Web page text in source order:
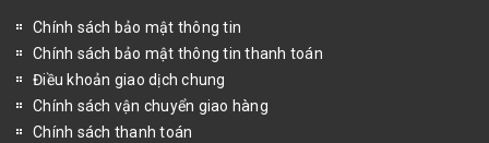
Chính sách bảo mật thông tin
Chính sách bảo mật thông tin thanh toán
Điều khoản giao dịch chung
Chính sách vận chuyển giao hàng
Chính sách thanh toán